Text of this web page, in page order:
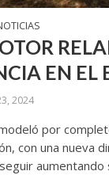
EN EL
2024
por
con una nueva
aumentando